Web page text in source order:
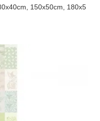
150x50cm, 180x5